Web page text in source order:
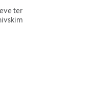
ter